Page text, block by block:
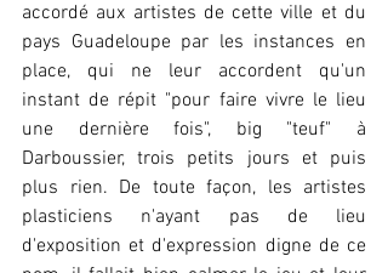
accordé aux artistes de cette ville et du
pays Guadeloupe par les instances en
place, qui ne leur accordent qu'un
instant de répit "pour faire vivre le lieu
une dernière fois", big "teuf" à
Darboussier, trois petits jours et puis
plus rien. De toute façon, les artistes
plasticiens n'ayant pas de lieu
d'exposition et d'expression digne de ce